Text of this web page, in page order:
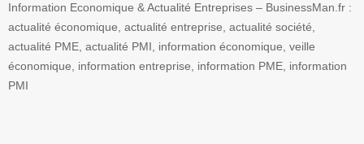
Information Economique & Actualité Entreprises – BusinessMan.fr :
actualité économique, actualité entreprise, actualité société,
actualité PME, actualité PMI, information économique, veille
économique, information entreprise, information PME, information
PMI